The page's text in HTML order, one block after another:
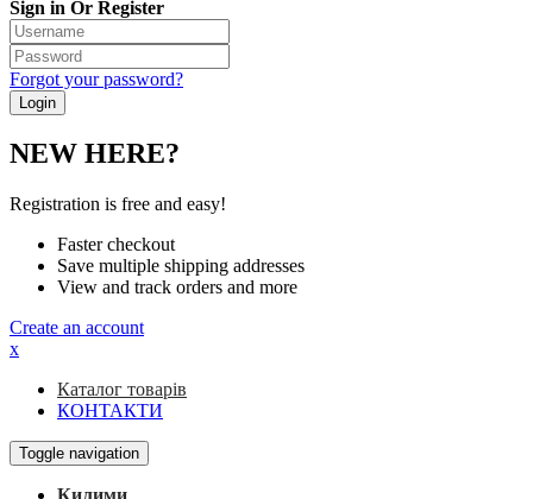
Sign in Or Register
Forgot your password?
NEW HERE?
Registration is free and easy!
Faster checkout
Save multiple shipping addresses
View and track orders and more
Create an account
x
Каталог товарів
КОНТАКТИ
Toggle navigation